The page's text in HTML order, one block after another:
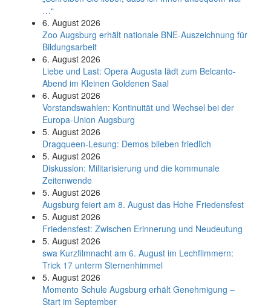
…“
6. August 2026
Zoo Augsburg erhält nationale BNE-Auszeichnung für
Bildungsarbeit
6. August 2026
Liebe und Last: Opera Augusta lädt zum Belcanto-
Abend im Kleinen Goldenen Saal
6. August 2026
Vorstandswahlen: Kontinuität und Wechsel bei der
Europa-Union Augsburg
5. August 2026
Dragqueen-Lesung: Demos blieben friedlich
5. August 2026
Diskussion: Mi­li­ta­ri­sie­rung und die kommunale
Zeitenwende
5. August 2026
Augsburg feiert am 8. August das Hohe Friedensfest
5. August 2026
Friedensfest: Zwischen Erinnerung und Neudeutung
5. August 2026
swa Kurz­film­nacht am 6. August im Lech­flim­mern:
Trick 17 unterm Sternen­himmel
5. August 2026
Momento Schule Augsburg erhält Genehmigung –
Start im September